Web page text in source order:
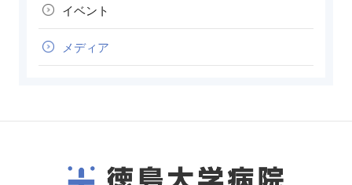
イベント
メディア